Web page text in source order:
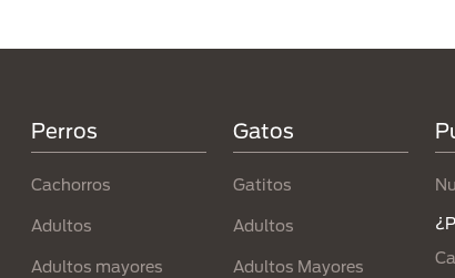
Perros
Cachorros
Adultos
Adultos mayores
Gatos
Gatitos
Adultos
Adultos Mayores